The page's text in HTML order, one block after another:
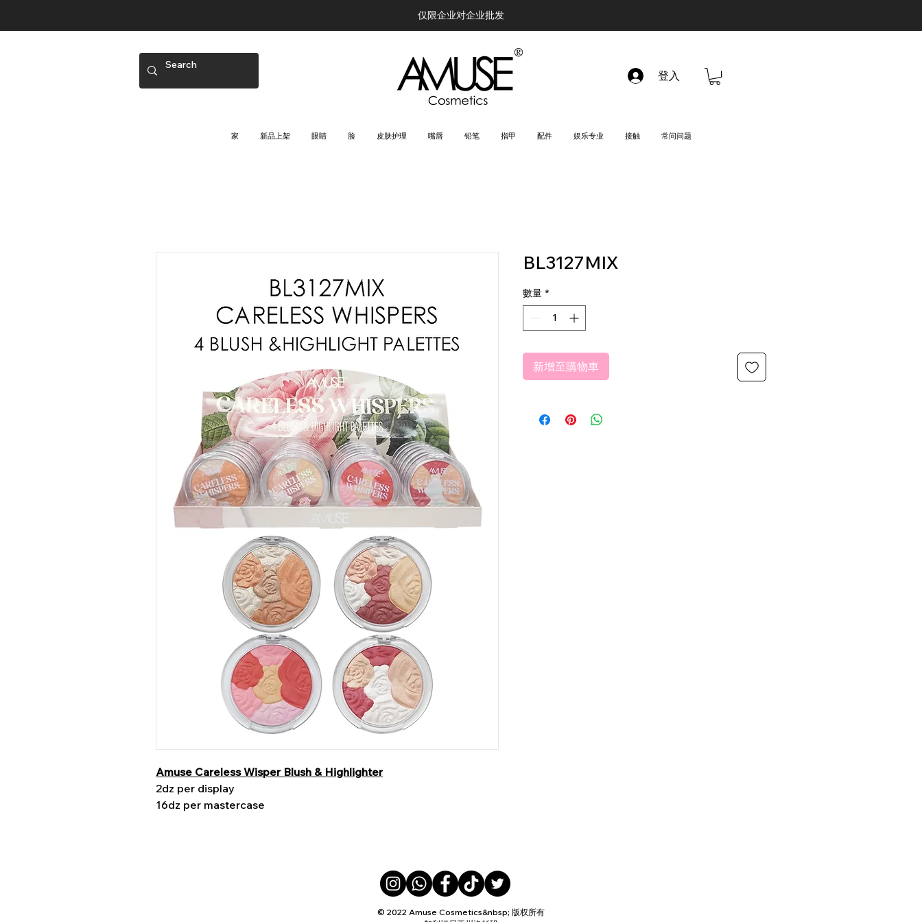
仅限企业对企业批发
登入
家 新品上架 眼睛 脸 皮肤护理 嘴唇 铅笔 指甲 配件 娱乐专业 接触 常问问题
Amuse Careless Wisper Blush & Highlighter
2dz per display
16dz per mastercase
BL3127MIX
數量 *
新增至購物車
© 2022 Amuse Cosmetics&nbsp; 版权所有